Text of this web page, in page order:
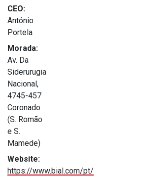
CEO:
António
Portela
Morada:
Av. Da
Siderurugia
Nacional,
4745-457
Coronado
(S. Romão
e S.
Mamede)
Website:
https://www.bial.com/pt/